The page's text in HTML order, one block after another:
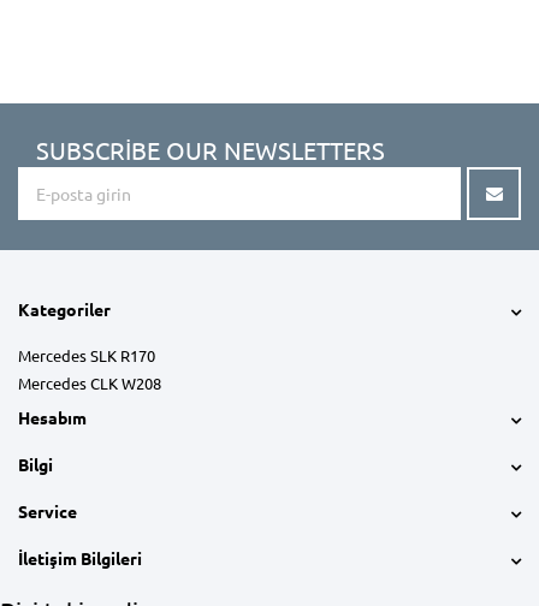
SUBSCRIBE OUR NEWSLETTERS
Kategoriler
Mercedes SLK R170
Mercedes CLK W208
Hesabım
Bilgi
Service
İletişim Bilgileri